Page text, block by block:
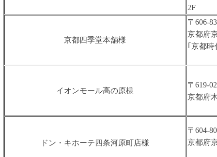
2F
京都四季堂本舗様
〒606-
京都府
｢京都
イオンモール高の原様
〒619-
京都府
ドン・キホーテ四条河原町店様
〒604-
京都府